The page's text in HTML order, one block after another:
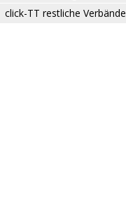
click-TT restliche Verbände